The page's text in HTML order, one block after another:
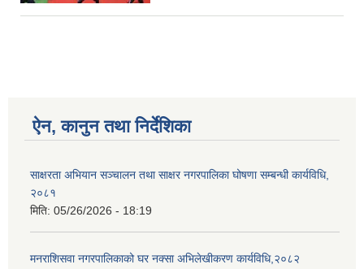
ऐन, कानुन तथा निर्देशिका
साक्षरता अभियान सञ्चालन तथा साक्षर नगरपालिका घोषणा सम्बन्धी कार्यविधि,
२०८१
मिति: 05/26/2026 - 18:19
मनराशिसवा नगरपालिकाको घर नक्सा अभिलेखीकरण कार्यविधि,२०८२